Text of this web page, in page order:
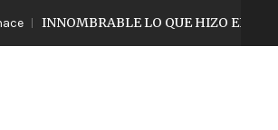
INNOMBRABLE LO QUE HIZO EL JUGADOR